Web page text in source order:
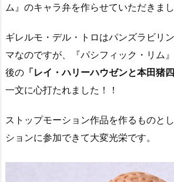
ム』のキャラ弁を作らせていただきまし
ギレルモ・デル・トロはパンズラビリ
マなのですが、『パシフィック・リム
後の 「レイ・ハリーハウゼンと本田猪
一文に心打たれました！！
ストップモーション作品を作るものと
ションに参加できて大変光栄です。